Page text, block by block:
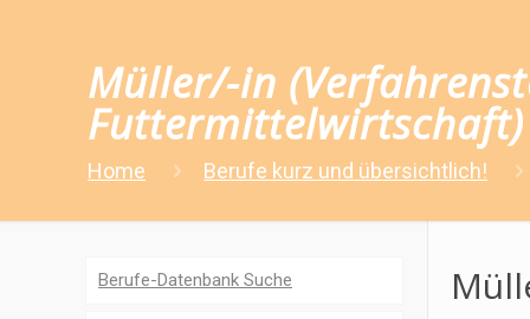
Müller/-in
Futtermittelwirtschaft)
Home Berufe kurz und übersichtlich!
Berufe-Datenbank Suche